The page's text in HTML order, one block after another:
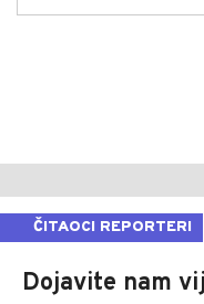
ČITAOCI REPORTERI
Dojavite nam